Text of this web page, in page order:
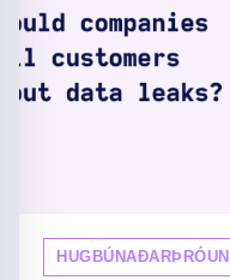
HUGBÚNAÐARÞRÓUN